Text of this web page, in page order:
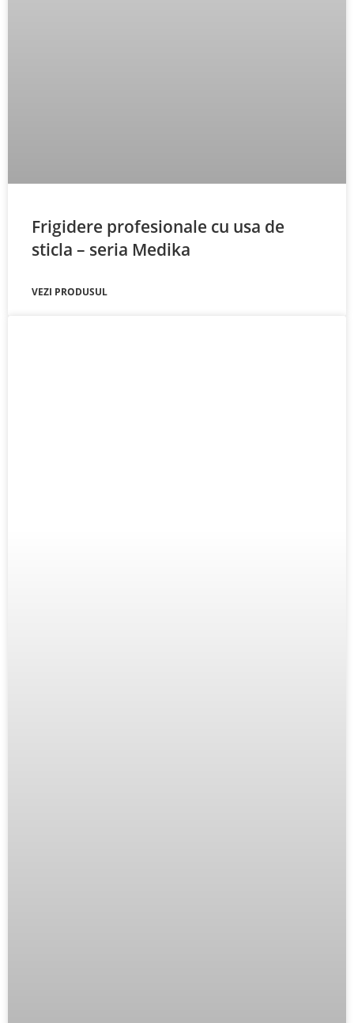
Frigidere profesionale cu usa de
sticla – seria Medika
VEZI PRODUSUL